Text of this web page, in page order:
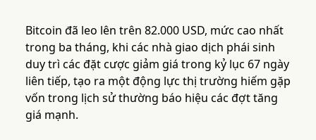
Bitcoin đã leo lên trên 82.000 USD, mức cao nhất
trong ba tháng, khi các nhà giao dịch phái sinh
duy trì các đặt cược giảm giá trong kỷ lục 67 ngày
liên tiếp, tạo ra một động lực thị trường hiếm gặp
vốn trong lịch sử thường báo hiệu các đợt tăng
giá mạnh.